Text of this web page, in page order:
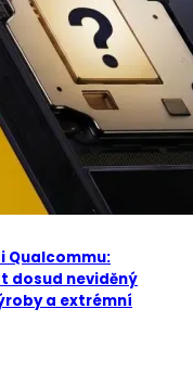
Qualcommu:
dosud neviděný
a extrémní